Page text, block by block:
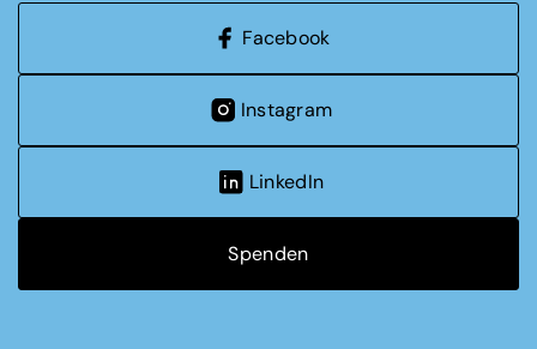
Facebook
Instagram
LinkedIn
Spenden